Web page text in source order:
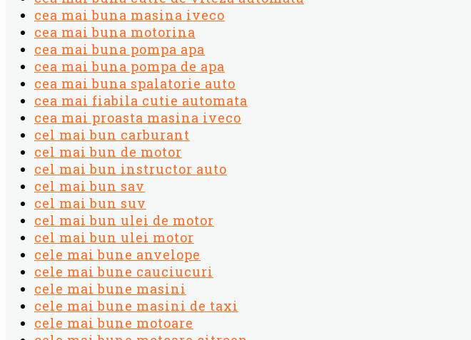
cea mai buna masina iveco
cea mai buna motorina
cea mai buna pompa apa
cea mai buna pompa de apa
cea mai buna spalatorie auto
cea mai fiabila cutie automata
cea mai proasta masina iveco
cel mai bun carburant
cel mai bun de motor
cel mai bun instructor auto
cel mai bun sav
cel mai bun suv
cel mai bun ulei de motor
cel mai bun ulei motor
cele mai bune anvelope
cele mai bune cauciucuri
cele mai bune masini
cele mai bune masini de taxi
cele mai bune motoare